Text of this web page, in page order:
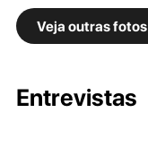
Veja outras fotos
Entrevistas